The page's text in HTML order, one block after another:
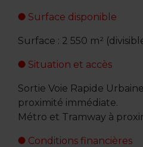
Surface disponible
Surface : 2 550 m²
Situation et accès
Sortie Voie Rapide
proximité immédiate.
Métro et Tramway à
Conditions financières